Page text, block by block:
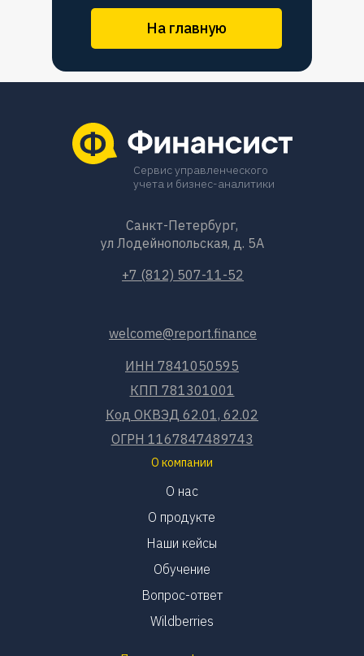
На главную
Сервис управленческого
учета и бизнес-аналитики
О компании
+7 (812) 507-11-52
Санкт-Петербург,
ул Лодейнопольская, д. 5А
welcome@report.finance
О нас
О продукте
Наши кейсы
Обучение
Вопрос-ответ
Wildberries
ИНН 7841050595
КПП 781301001
Код ОКВЭД 62.01, 62.02
ОГРН 1167847489743